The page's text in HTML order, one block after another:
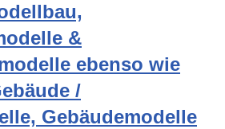
&
ebenso wie
/
Gebäudemodelle